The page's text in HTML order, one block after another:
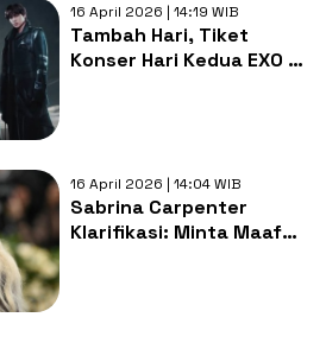
16 April 2026 | 14:19 WIB
Tambah Hari, Tiket
Konser Hari Kedua EXO di
16 April 2026 | 14:04 WIB
Sabrina Carpenter
Klarifikasi: Minta Maaf